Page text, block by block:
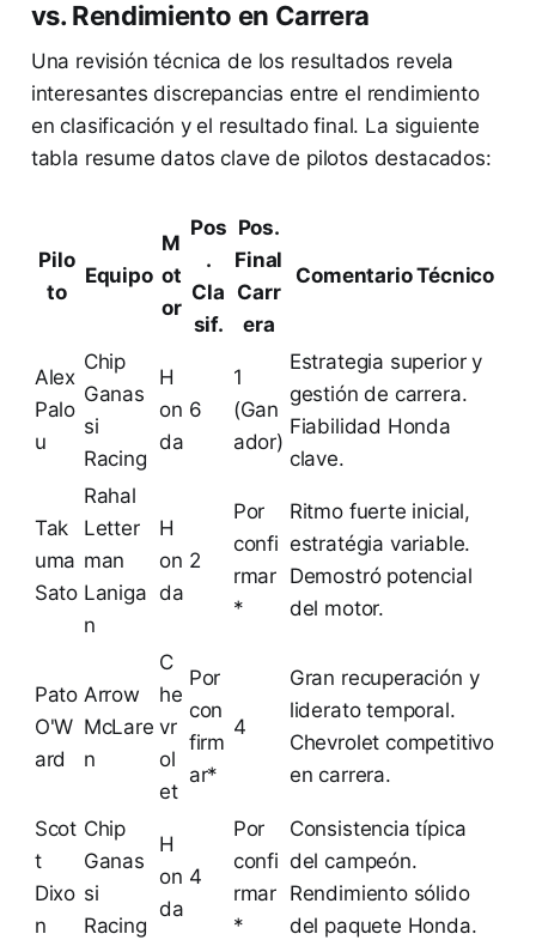
vs. Rendimiento en Carrera
Una revisión técnica de los resultados revela
interesantes discrepancias entre el rendimiento
en clasificación y el resultado final. La siguiente
tabla resume datos clave de pilotos destacados:
Pilo
to
Equipo
M
ot
or
Pos
.
Cla
sif.
Pos.
Final
Carr
era
Comentario Técnico
Alex
Palo
u
Chip
Ganas
si
Racing
H
on
da
6
1
(Gan
ador)
Estrategia superior y
gestión de carrera.
Fiabilidad Honda
clave.
Tak
uma
Sato
Rahal
Letter
man
Laniga
n
H
on
da
2
Por
confi
rmar
*
Ritmo fuerte inicial,
estratégia variable.
Demostró potencial
del motor.
Pato
O'W
ard
Arrow
McLare
n
C
he
vr
ol
et
Por
con
firm
ar*
4
Gran recuperación y
liderato temporal.
Chevrolet competitivo
en carrera.
Scot
t
Dixo
n
Chip
Ganas
si
Racing
H
on
da
4
Por
confi
rmar
*
Consistencia típica
del campeón.
Rendimiento sólido
del paquete Honda.